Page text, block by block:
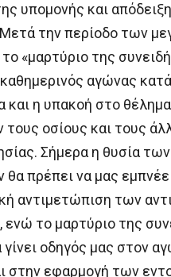
υπομονής και
την περίοδο των
«μαρτύριο της
αγώνας
και η υπακοή στο
τους οσίους και τους
Σήμερα η θυσία
θα πρέπει να μας
αντιμετώπιση των
ενώ το μαρτύριο της
γίνει οδηγός μας στον
στην εφαρμογή των